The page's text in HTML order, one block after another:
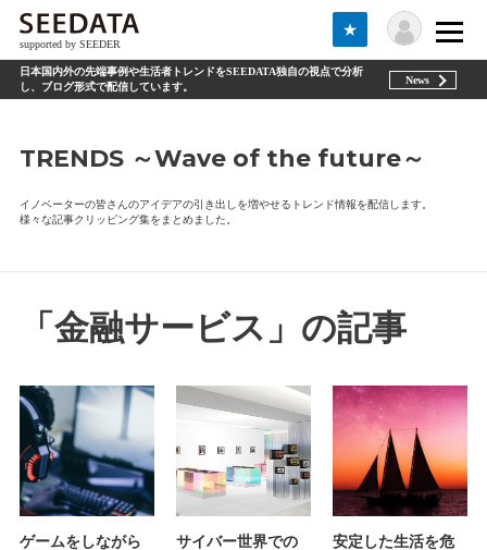
supported by SEEDER
★
日本国内外の先端事例や生活者トレンドをSEEDATA独自の視点で分析
し、ブログ形式で配信しています。
News
TRENDS ～Wave of the future～
イノベーターの皆さんのアイデアの引き出しを増やせるトレンド情報を配信します。
様々な記事クリッピング集をまとめました。
「金融サービス」の記事
ゲームをしながら
サイバー世界での
安定した生活を危